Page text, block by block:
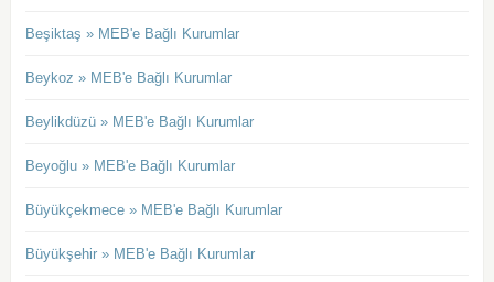
Beşiktaş » MEB'e Bağlı Kurumlar
Beykoz » MEB'e Bağlı Kurumlar
Beylikdüzü » MEB'e Bağlı Kurumlar
Beyoğlu » MEB'e Bağlı Kurumlar
Büyükçekmece » MEB'e Bağlı Kurumlar
Büyükşehir » MEB'e Bağlı Kurumlar